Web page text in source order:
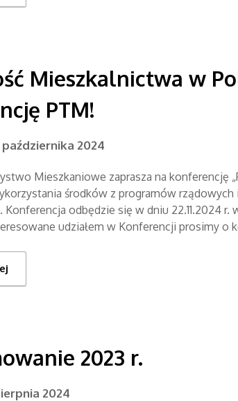
Mieszkalnictwa w
PTM!
października 2024
Mieszkaniowe zaprasza na konferencję
środków z programów
Konferencja odbędzie się w dniu 22.11.2024
udziałem w Konferencji prosimy o
2023 r.
2024